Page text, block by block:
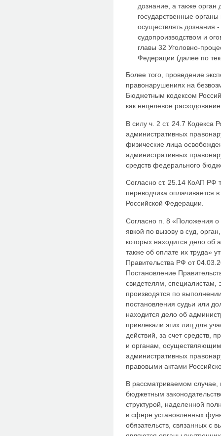
дознание, а также орган
государственные
осуществлять дознания
судопроизводством и
главы 32 Уголовно-
Федерации (далее по
Более того, проведение
правонарушениях на
Бюджетным кодексом
как нецелевое
В силу ч. 2 ст. 24.7 Кодекса
административных
физические лица
административных
средств федерального
Согласно ст. 25.14 КоАП РФ
переводчика оплачивается
Российской Федерации.
Согласно п. 8 «Положения о
явкой по вызову в суд,
которых находится дело об
также об оплате их труда»
Правительства РФ от
Постановление
свидетелям, специалистам,
производятся по
постановления судьи или
находится дело об
привлекали этих лиц для
действий, за счет средств,
и органам,
административных
правовыми актами
В рассматриваемом случае,
бюджетным
структурой, наделенной
в сфере установленных
обязательств, связанных с